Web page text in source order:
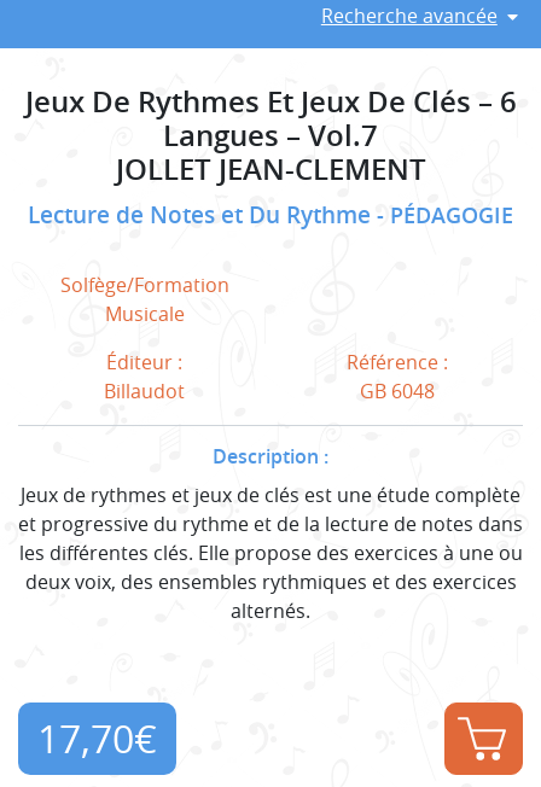
Recherche avancée
Jeux De Rythmes Et Jeux De Clés – 6
Langues – Vol.7
JOLLET JEAN-CLEMENT
Lecture de Notes et Du Rythme PÉDAGOGIE
Solfège/Formation
Musicale
Éditeur :
Billaudot
Référence :
GB 6048
Description :
Jeux de rythmes et jeux de clés est une étude complète
et progressive du rythme et de la lecture de notes dans
les différentes clés. Elle propose des exercices à une ou
deux voix, des ensembles rythmiques et des exercices
alternés.
17,70€